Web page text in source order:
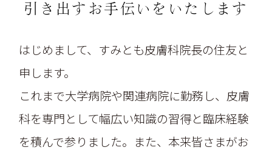
引き出す お手伝いをいたします
はじめまして、すみとも皮膚科院長の住友と
申します。
これまで大学病院や関連病院に勤務し、皮膚
科を専門として幅広い知識の習得と臨床経験
を積んで参りました。また、本来皆さまがお